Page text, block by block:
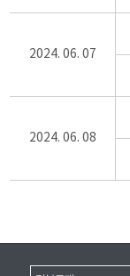
2024. 06. 07
2024. 06. 08